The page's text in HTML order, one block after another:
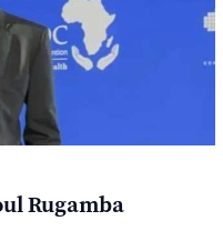
Rugamba